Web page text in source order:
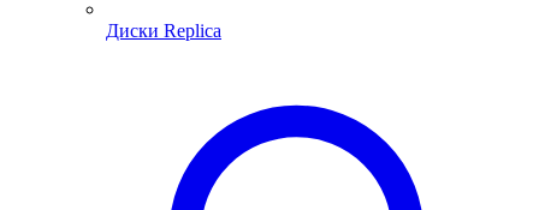
Диски Replica